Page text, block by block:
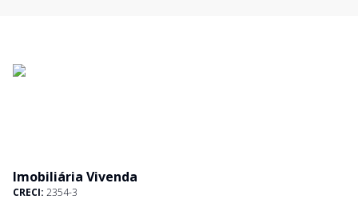
Imobiliária Vivenda
CRECI: 2354-3